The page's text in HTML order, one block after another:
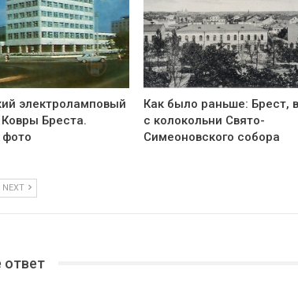
электроламповый
Бреста.
Как было раньше: Брест,
с колокольни Cвято-
Симеоновского собора
NEXT
ответ